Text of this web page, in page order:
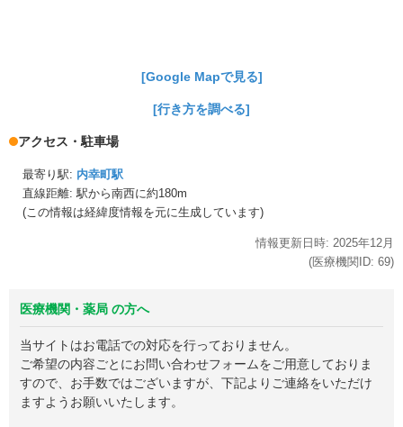
[Google Mapで見る]
[行き方を調べる]
アクセス・駐車場
最寄り駅: 内幸町駅
直線距離: 駅から南西に約180m
(この情報は経緯度情報を元に生成しています)
情報更新日時: 2025年12月
(医療機関ID: 69)
医療機関・薬局 の方へ
当サイトはお電話での対応を行っておりません。
ご希望の内容ごとにお問い合わせフォームをご用意しておりま
すので、お手数ではございますが、下記よりご連絡をいただけ
ますようお願いいたします。